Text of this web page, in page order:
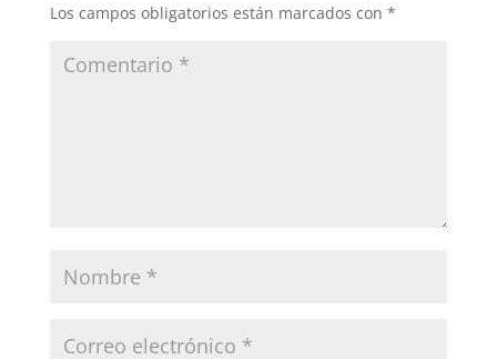
Los campos obligatorios están marcados con *